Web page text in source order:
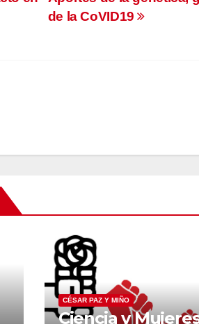
de la CoVID19
CÉSAR PAZ Y MIÑO
Ciencia y